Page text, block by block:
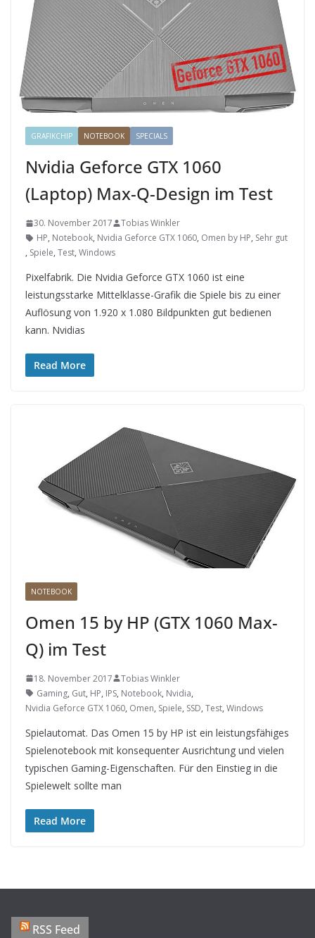
GRAFIKCHIP NOTEBOOK SPECIALS
Nvidia Geforce GTX 1060
(Laptop) Max-Q-Design im Test
30. November 2017
Tobias Winkler
HP, Notebook, Nvidia Geforce GTX 1060, Omen by HP, Sehr gut
, Spiele, Test, Windows
Pixelfabrik. Die Nvidia Geforce GTX 1060 ist eine
leistungsstarke Mittelklasse-Grafik die Spiele bis zu einer
Auflösung von 1.920 x 1.080 Bildpunkten gut bedienen
kann. Nvidias
Read More
NOTEBOOK
Omen 15 by HP (GTX 1060 Max-
Q) im Test
18. November 2017
Tobias Winkler
Gaming, Gut, HP, IPS, Notebook, Nvidia,
Nvidia Geforce GTX 1060, Omen, Spiele, SSD, Test, Windows
Spielautomat. Das Omen 15 by HP ist ein leistungsfähiges
Spielenotebook mit konsequenter Ausrichtung und vielen
typischen Gaming-Eigenschaften. Für den Einstieg in die
Spielewelt sollte man
Read More
RSS Feed